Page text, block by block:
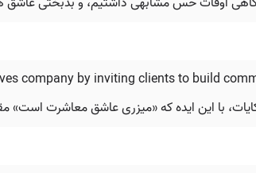
company by inviting clients to build
با این ایده که «میزری عاشق معاشرت است»